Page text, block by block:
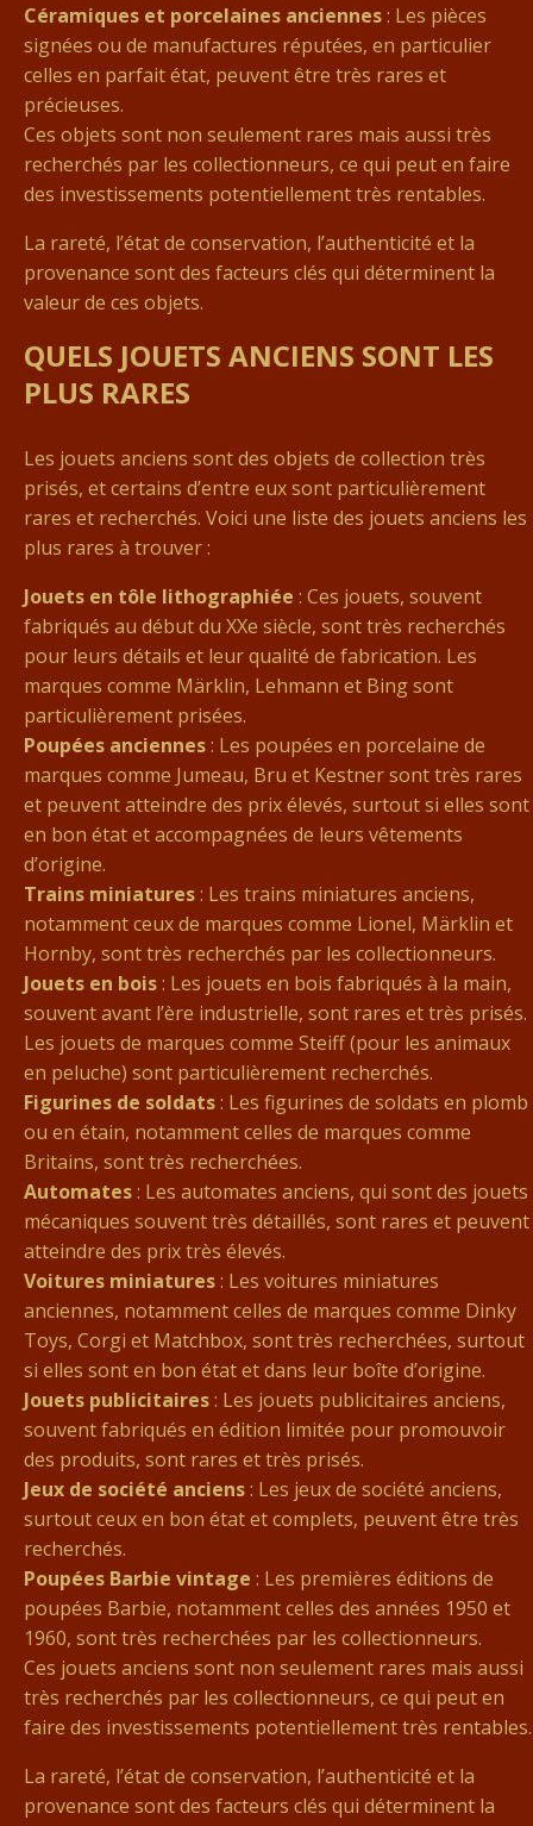
Céramiques et porcelaines anciennes: Les pièces
signées ou de manufactures réputées, en particulier
celles en parfait état, peuvent être très rares et
précieuses.
Ces objets sont non seulement rares mais aussi très
recherchés par les collectionneurs, ce qui peut en faire
des investissements potentiellement très rentables.
La rareté, l’état de conservation, l’authenticité et la
provenance sont des facteurs clés qui déterminent la
valeur de ces objets.
QUELS JOUETS ANCIENS SONT LES
PLUS RARES
Les jouets anciens sont des objets de collection très
prisés, et certains d’entre eux sont particulièrement
rares et recherchés. Voici une liste des jouets anciens les
plus rares à trouver :
Jouets en tôle lithographiée : Ces jouets, souvent
fabriqués au début du XXe siècle, sont très recherchés
pour leurs détails et leur qualité de fabrication. Les
marques comme Märklin, Lehmann et Bing sont
particulièrement prisées.
Poupées anciennes: Les poupées en porcelaine de
marques comme Jumeau, Bru et Kestner sont très rares
et peuvent atteindre des prix élevés, surtout si elles sont
en bon état et accompagnées de leurs vêtements
d’origine.
Trains miniatures: Les trains miniatures anciens,
notamment ceux de marques comme Lionel, Märklin et
Hornby, sont très recherchés par les collectionneurs.
Jouets en bois: Les jouets en bois fabriqués à la main,
souvent avant l’ère industrielle, sont rares et très prisés.
Les jouets de marques comme Steiff (pour les animaux
en peluche) sont particulièrement recherchés.
Figurines de soldats: Les figurines de soldats en plomb
ou en étain, notamment celles de marques comme
Britains, sont très recherchées.
Automates: Les automates anciens, qui sont des jouets
mécaniques souvent très détaillés, sont rares et peuvent
atteindre des prix très élevés.
Voitures miniatures: Les voitures miniatures
anciennes, notamment celles de marques comme Dinky
Toys, Corgi et Matchbox, sont très recherchées, surtout
si elles sont en bon état et dans leur boîte d’origine.
Jouets publicitaires: Les jouets publicitaires anciens,
souvent fabriqués en édition limitée pour promouvoir
des produits, sont rares et très prisés.
Jeux de société anciens: Les jeux de société anciens,
surtout ceux en bon état et complets, peuvent être très
recherchés.
Poupées Barbie vintage : Les premières éditions de
poupées Barbie, notamment celles des années 1950 et
1960, sont très recherchées par les collectionneurs.
Ces jouets anciens sont non seulement rares mais aussi
très recherchés par les collectionneurs, ce qui peut en
faire des investissements potentiellement très rentables.
La rareté, l’état de conservation, l’authenticité et la
provenance sont des facteurs clés qui déterminent la